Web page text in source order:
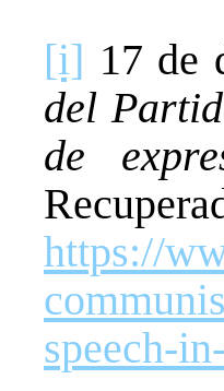
[i] 17 de
del
de
https://
speech-